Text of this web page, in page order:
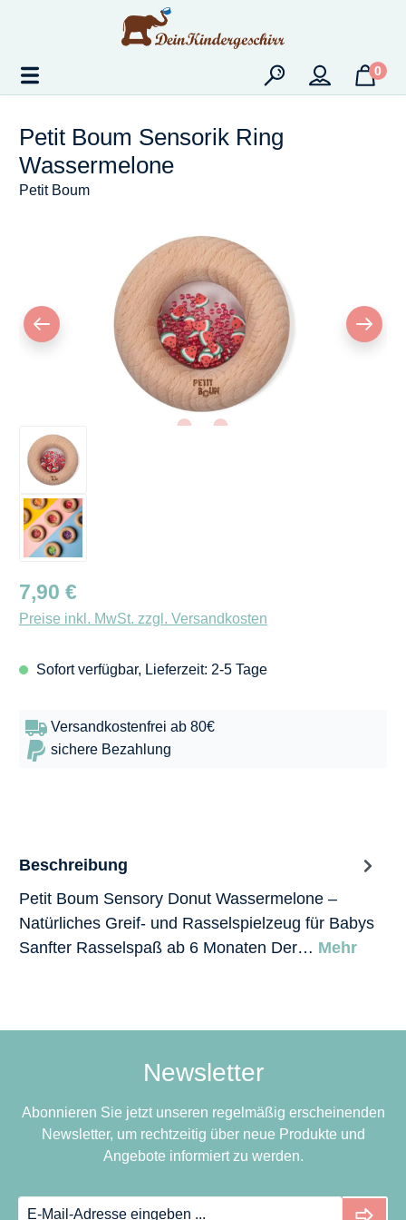
Zum Hauptinhalt springen
0
Petit Boum Sensorik Ring
Wassermelone
Petit Boum
Regulärer Preis:
7,90 €
Preise inkl. MwSt. zzgl. Versandkosten
Sofort verfügbar, Lieferzeit: 2-5 Tage
Versandkostenfrei ab 80€
sichere Bezahlung
Beschreibung
Petit Boum Sensory Donut Wassermelone –
Natürliches Greif- und Rasselspielzeug für Babys
Sanfter Rasselspaß ab 6 Monaten Der… Mehr
Newsletter
Abonnieren Sie jetzt unseren regelmäßig erscheinenden
Newsletter, um rechtzeitig über neue Produkte und
Angebote informiert zu werden.